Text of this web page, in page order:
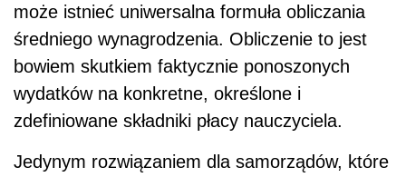
może istnieć uniwersalna formuła obliczania
średniego wynagrodzenia. Obliczenie to jest
bowiem skutkiem faktycznie ponoszonych
wydatków na konkretne, określone i
zdefiniowane składniki płacy nauczyciela.
Jedynym rozwiązaniem dla samorządów, które